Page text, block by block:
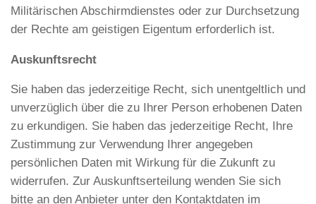
Militärischen Abschirmdienstes oder zur Durchsetzung
der Rechte am geistigen Eigentum erforderlich ist.
Auskunftsrecht
Sie haben das jederzeitige Recht, sich unentgeltlich und
unverzüglich über die zu Ihrer Person erhobenen Daten
zu erkundigen. Sie haben das jederzeitige Recht, Ihre
Zustimmung zur Verwendung Ihrer angegeben
persönlichen Daten mit Wirkung für die Zukunft zu
widerrufen. Zur Auskunftserteilung wenden Sie sich
bitte an den Anbieter unter den Kontaktdaten im